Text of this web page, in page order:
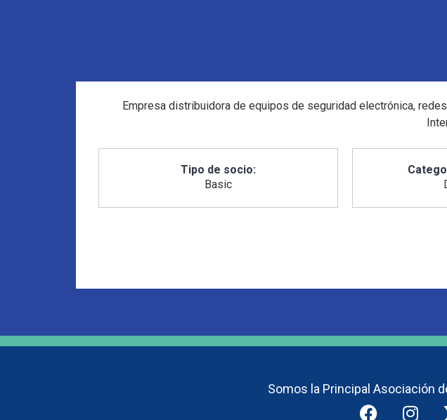
Empresa distribuidora de equipos de seguridad electrónica,
Tipo de socio:
Basic
Somos la Principal Asociación